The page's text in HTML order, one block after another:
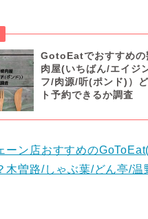
GotoEatでおすすめの
肉屋(いちばん/エイジ
フ/肉源/听(ポンド)）
ト予約できるか調査
ーン店おすすめのGoToEat(
木曽路/しゃぶ葉/どん亭/温